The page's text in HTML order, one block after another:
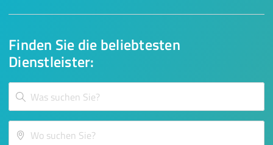
Finden Sie die beliebtesten
Dienstleister: